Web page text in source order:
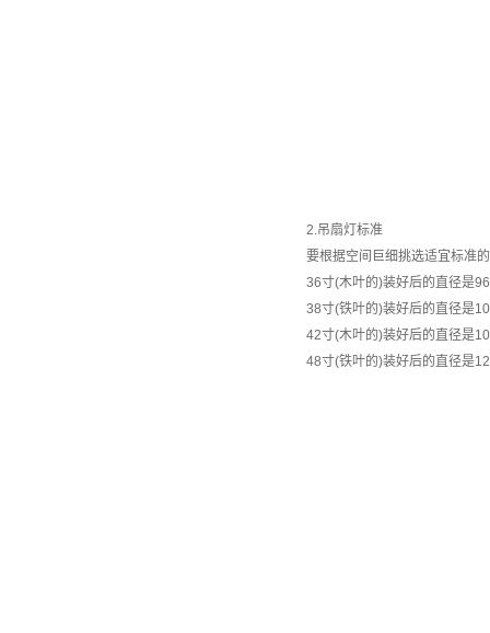
2.吊扇灯标准
要根据空间巨细挑选适宜标准
36寸(木叶的)装好后的直径是
38寸(铁叶的)装好后的直径是
42寸(木叶的)装好后的直径是
48寸(铁叶的)装好后的直径是